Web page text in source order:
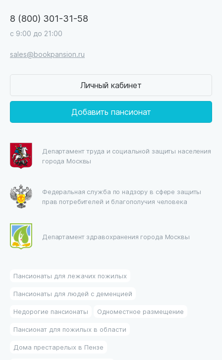
8 (800) 301-31-58
с 9:00 до 21:00
sales@bookpansion.ru
Личный кабинет
Добавить пансионат
Департамент труда и социальной защиты населения
города Москвы
Федеральная служба по надзору в сфере защиты
прав потребителей и благополучия человека
Департамент здравохранения города Москвы
Пансионаты для лежачих пожилых
Пансионаты для людей с деменцией
Недорогие пансионаты Одноместное размещение
Пансионат для пожилых в области
Дома престарелых в Пензе